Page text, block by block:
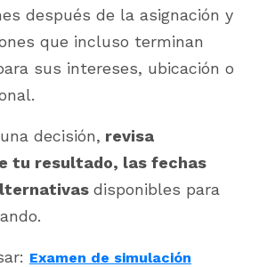
después de la asignación y
que incluso terminan
sus intereses, ubicación o
decisión, revisa
tu resultado, las fechas
disponibles para
Examen de simulación